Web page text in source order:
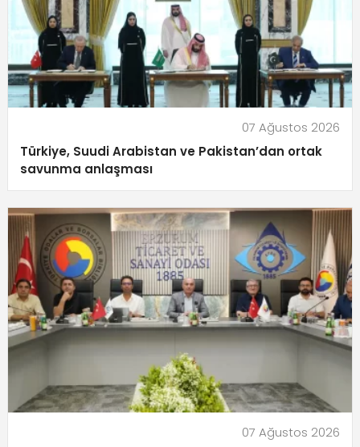
07 Ağustos 2026
Türkiye, Suudi Arabistan ve Pakistan’dan ortak
savunma anlaşması
07 Ağustos 2026